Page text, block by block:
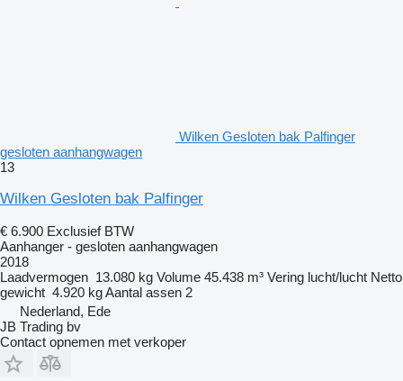
Wilken Gesloten bak Palfinger
gesloten aanhangwagen
13
Wilken Gesloten bak Palfinger
€ 6.900 Exclusief BTW
Aanhanger - gesloten aanhangwagen
2018
Laadvermogen 13.080 kg Volume 45.438 m³ Vering lucht/lucht Netto
gewicht 4.920 kgAantal assen 2
Nederland, Ede
JB Trading bv
Contact opnemen met verkoper